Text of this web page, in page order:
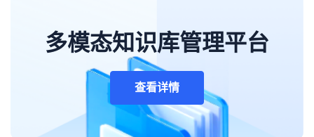
多模态知识库管理平台
查看详情